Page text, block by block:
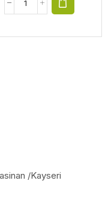
/Kayseri